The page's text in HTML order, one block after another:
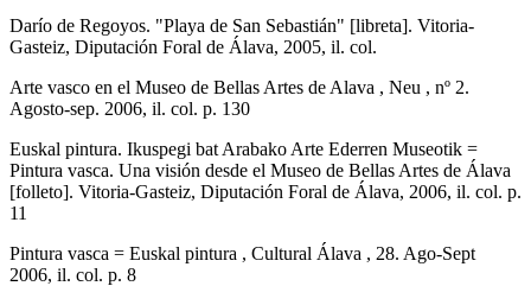
Darío de Regoyos. "Playa de San Sebastián" [libreta]. Vitoria-
Gasteiz, Diputación Foral de Álava, 2005, il. col.
Arte vasco en el Museo de Bellas Artes de Alava , Neu , nº 2.
Agosto-sep. 2006, il. col. p. 130
Euskal pintura. Ikuspegi bat Arabako Arte Ederren Museotik =
Pintura vasca. Una visión desde el Museo de Bellas Artes de Álava
[folleto]. Vitoria-Gasteiz, Diputación Foral de Álava, 2006, il. col. p.
11
Pintura vasca = Euskal pintura , Cultural Álava , 28. Ago-Sept
2006, il. col. p. 8